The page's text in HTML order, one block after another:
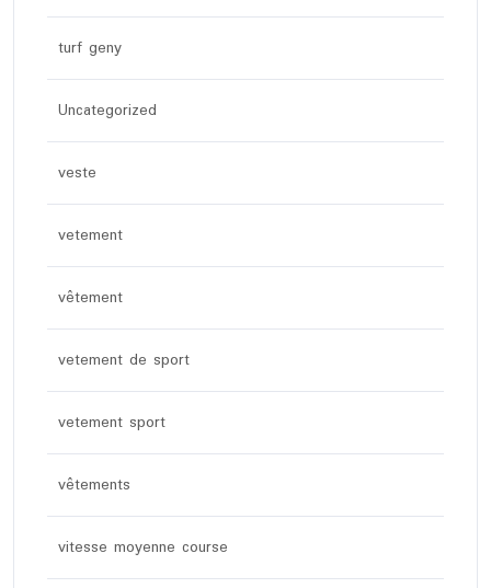
turf geny
Uncategorized
veste
vetement
vêtement
vetement de sport
vetement sport
vêtements
vitesse moyenne course